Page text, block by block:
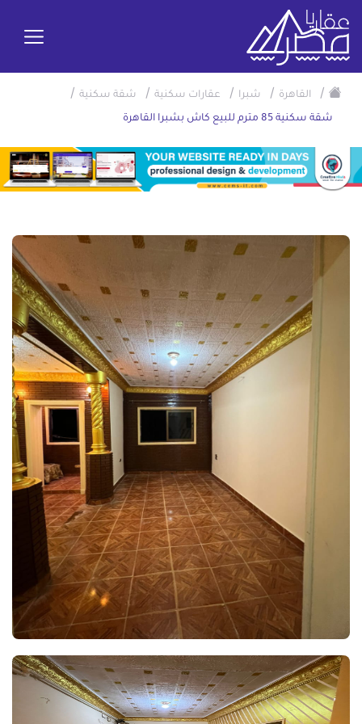
/ القاهرة / شبرا / عقارات سكنية / شقة سكنية /
شقة سكنية 85 مترم للبيع كاش بشبرا القاهرة